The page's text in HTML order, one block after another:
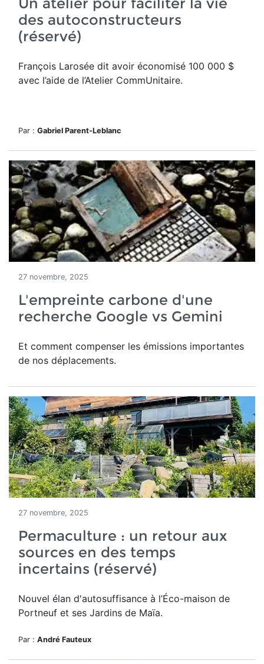
des autoconstructeurs
(réservé)
François Larosée dit avoir économisé 100 000 $
avec l’aide de l’Atelier CommUnitaire.
Par : Gabriel Parent-Leblanc
27 novembre, 2025
L'empreinte carbone d'une
recherche Google vs Gemini
Et comment compenser les émissions importantes
de nos déplacements.
27 novembre, 2025
Permaculture : un retour aux
sources en des temps
incertains (réservé)
Nouvel élan d'autosuffisance à l’Éco-maison de
Portneuf et ses Jardins de Maïa.
Par : André Fauteux